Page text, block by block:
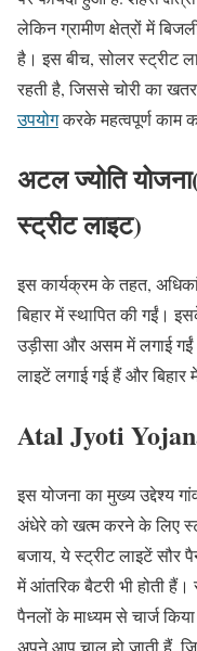
लेकिन ग्रामीण क्षेत्रों में
है। इस बीच, सोलर स्ट्रीट
रहती है, जिससे चोरी का
उपयोगकरके महत्वपूर्ण काम
अटल ज्योति
स्ट्रीट लाइट)
इस कार्यक्रम के तहत,
बिहार में स्थापित की गईं।
उड़ीसा और असम में लगाई
लाइटें लगाई गई हैं और बिहार
Atal Jyoti
इस योजना का मुख्य उद्देश्य
अंधेरे को खत्म करने के लिए
बजाय, ये स्ट्रीट लाइटें सौर
में आंतरिक बैटरी भी होती हैं।
पैनलों के माध्यम से चार्ज
अपने आप चालू हो जाती हैं,